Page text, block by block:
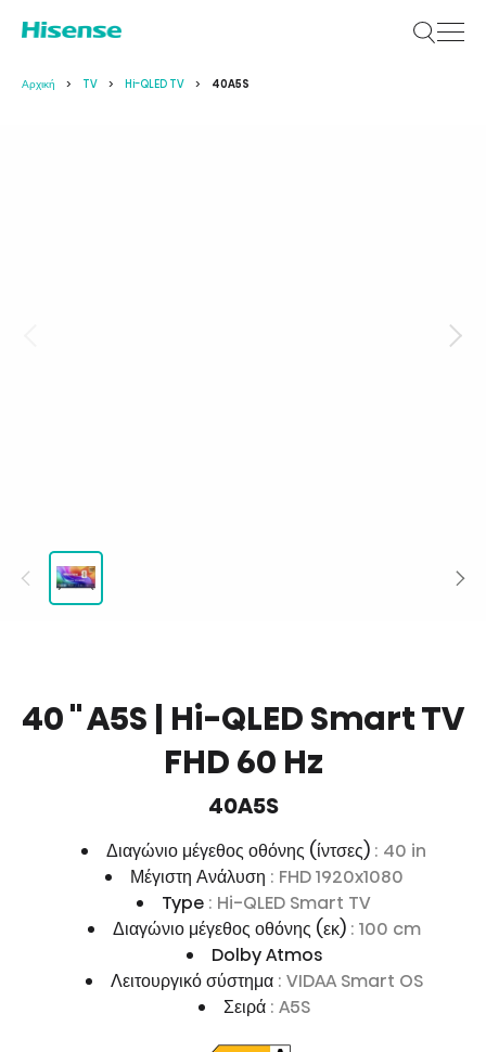
Αρχική TV Hi-QLED TV 40A5S
40 '' A5S | Hi-QLED Smart TV
FHD 60 Hz
40A5S
Διαγώνιο μέγεθος οθόνης (ίντσες) : 40 in
Μέγιστη Ανάλυση : FHD 1920x1080
Type : Hi-QLED Smart TV
Διαγώνιο μέγεθος οθόνης (εκ) : 100 cm
Dolby Atmos
Λειτουργικό σύστημα : VIDAA Smart OS
Σειρά : A5S